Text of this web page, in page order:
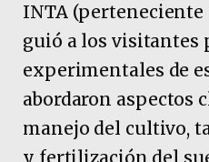
INTA (perteneciente
guió a los visitantes
experimentales de
abordaron aspectos
manejo del cultivo,
y fertilización del